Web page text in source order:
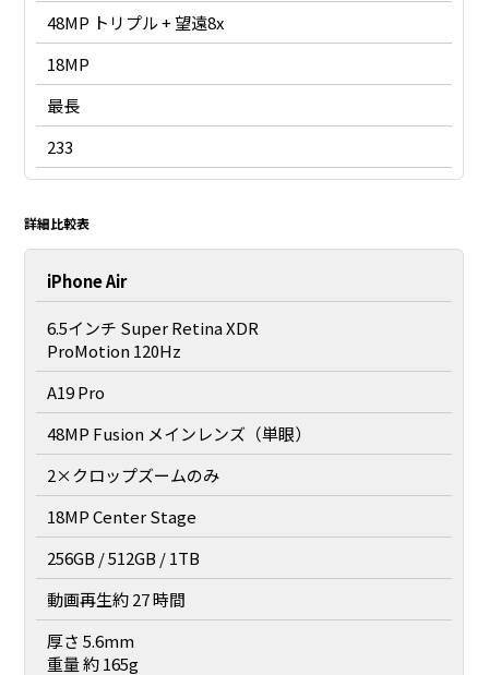
48MP トリプル + 望遠8x
18MP
最長
233
詳細比較表
iPhone Air
6.5インチ Super Retina XDR
ProMotion 120Hz
A19 Pro
48MP Fusion メインレンズ（単眼）
2×クロップズームのみ
18MP Center Stage
256GB / 512GB / 1TB
動画再生約 27 時間
厚さ 5.6mm
重量 約 165g